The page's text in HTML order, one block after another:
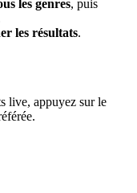
les genres, puis
les résultats.
live, appuyez sur le